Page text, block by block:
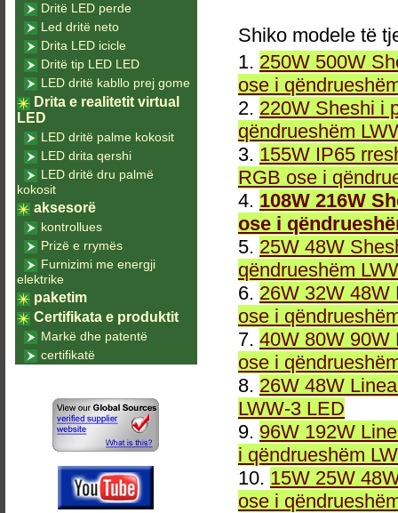
Shiko modele të
1. 250W 500W
ose i
2. 220W Sheshi i
qëndrueshëm
3. 155W IP65
RGB ose i
4. 108W 216W
ose i
5. 25W 48W
qëndrueshëm
6. 26W 32W 48W
ose i
7. 40W 80W 90W
ose i
8. 26W 48W
LWW-3 LED
9. 96W 192W
i qëndrueshëm
10. 15W 25W
ose i
Dritë LED perde
Led dritë neto
Drita LED icicle
Dritë tip LED LED
LED dritë kabllo prej gome
Drita e realitetit virtual
LED
LED dritë palme kokosit
LED drita qershi
LED dritë dru palmë
kokosit
aksesorë
kontrollues
Prizë e rrymës
Furnizimi me energji
elektrike
paketim
Certifikata e produktit
Markë dhe patentë
certifikatë